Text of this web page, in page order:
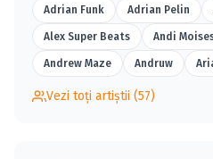
Adrian Funk Adrian Pelin
Alex Super Beats Andi
Andrew Maze Andruw
Vezi toți artiștii (57)